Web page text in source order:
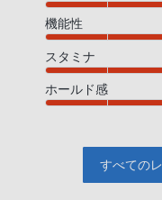
機能性
スタミナ
ホールド感
すべての